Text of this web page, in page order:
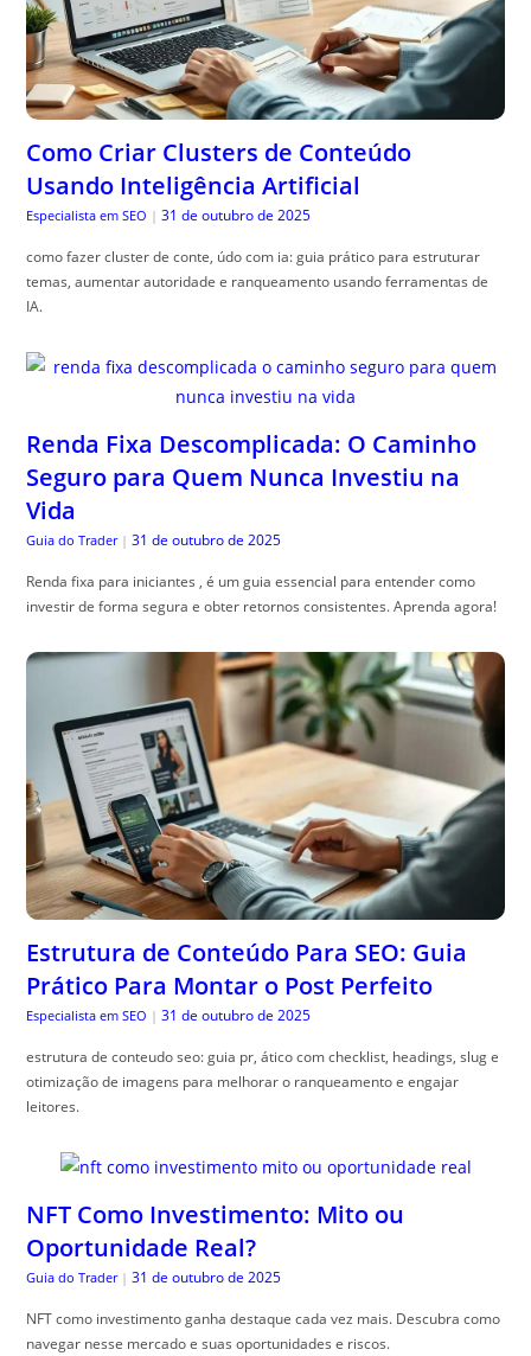
Como Criar Clusters de Conteúdo
Usando Inteligência Artificial
Especialista em SEO | 31 de outubro de 2025
como fazer cluster de conte, údo com ia: guia prático para estruturar
temas, aumentar autoridade e ranqueamento usando ferramentas de
IA.
Renda Fixa Descomplicada: O Caminho
Seguro para Quem Nunca Investiu na
Vida
Guia do Trader | 31 de outubro de 2025
Renda fixa para iniciantes , é um guia essencial para entender como
investir de forma segura e obter retornos consistentes. Aprenda agora!
Estrutura de Conteúdo Para SEO: Guia
Prático Para Montar o Post Perfeito
Especialista em SEO | 31 de outubro de 2025
estrutura de conteudo seo: guia pr, ático com checklist, headings, slug e
otimização de imagens para melhorar o ranqueamento e engajar
leitores.
NFT Como Investimento: Mito ou
Oportunidade Real?
Guia do Trader | 31 de outubro de 2025
NFT como investimento ganha destaque cada vez mais. Descubra como
navegar nesse mercado e suas oportunidades e riscos.